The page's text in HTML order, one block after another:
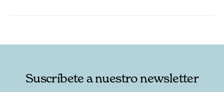
Suscríbete a nuestro newsletter